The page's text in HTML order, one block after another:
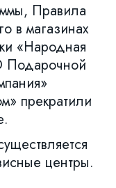
Правила
в магазинах
«Народная
Подарочной
прекратили
центры.